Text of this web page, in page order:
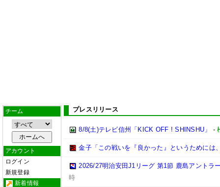
チーム
アカウント
ログイン
新規登録
新着情報
プレスリリース
8/8(土)テレビ信州「KICK OFF ! SHINSHU」 -
金子「この戦いを『良かった』というためには
2026/27明治安田J1リーグ 第1節 鹿島アントラ
時